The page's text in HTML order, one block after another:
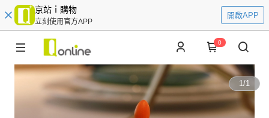
京站ｉ購物
立刻使用官方APP
開啟APP
0
1/1